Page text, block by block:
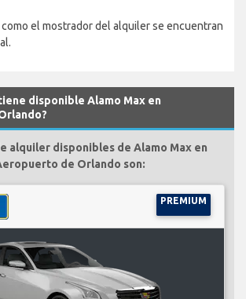
el mostrador del alquiler se encuentran
disponible Alamo Max en
alquiler disponibles de Alamo Max en
de Orlando son:
PREMIUM